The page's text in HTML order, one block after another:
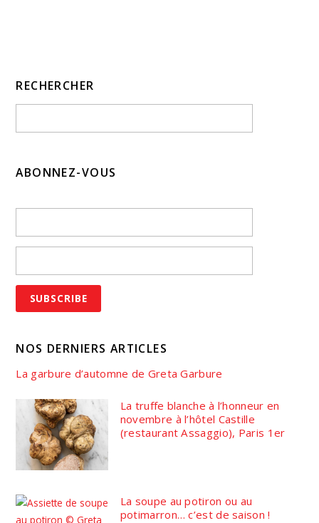
RECHERCHER
ABONNEZ-VOUS
NOS DERNIERS ARTICLES
La garbure d’automne de Greta Garbure
La truffe blanche à l’honneur en
novembre à l’hôtel Castille
(restaurant Assaggio), Paris 1er
La soupe au potiron ou au
potimarron… c’est de saison !